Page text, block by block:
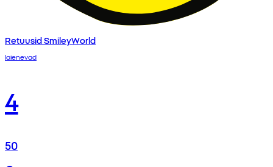
Retuusid SmileyWorld
laienevad
4
50